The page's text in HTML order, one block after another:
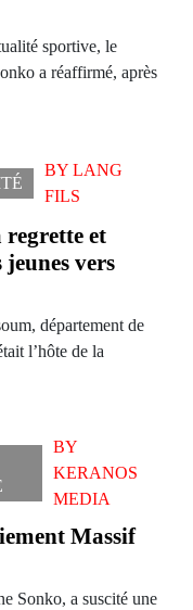
sportive, le
a réaffirmé, après
BY LANG
FILS
et
vers
département de
l’hôte de la
BY
KERANOS
MEDIA
Massif
Sonko, a suscité une